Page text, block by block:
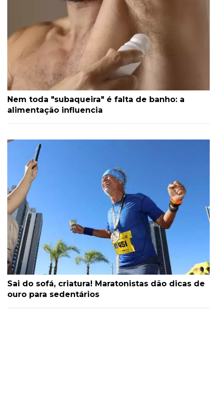
Nem toda "subaqueira" é falta de banho: a
alimentação influencia
Sai do sofá, criatura! Maratonistas dão dicas de
ouro para sedentários